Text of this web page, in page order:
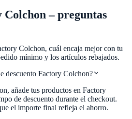
Colchon – preguntas
Colchon, cuál encaja mejor con tu
mínimo y los artículos rebajados.
descuento Factory Colchon?
añade tus productos en Factory
de descuento durante el checkout.
el importe final refleja el ahorro.